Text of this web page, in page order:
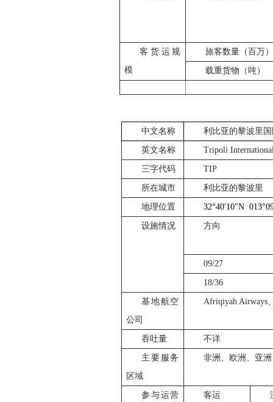
客货运规
模
旅客数量（百万）
载重货物（吨）
中文名称 利比亚的黎波里
英文名称 Tripoli
三字代码 TIP
所在城市 利比亚的黎波里
地理位置 32°40′10″N
设施情况 方向
09/27
18/36
基地航空
公司
Afriqiyah Airways
吞吐量 不详
主要服务
区域
非洲、欧洲、亚洲
参与运营 客运